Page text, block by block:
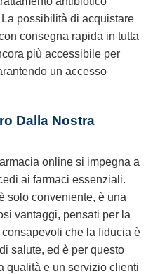
possibilità di acquistare
consegna rapida in tutta
più accessibile per
un accesso
Dalla Nostra
online si impegna a
ai farmaci essenziali.
solo conveniente, è una
vantaggi, pensati per la
che la fiducia è
salute, ed è per questo
qualità e un servizio clienti